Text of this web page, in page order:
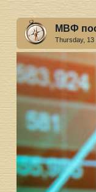
МВФ
Thursday, 13